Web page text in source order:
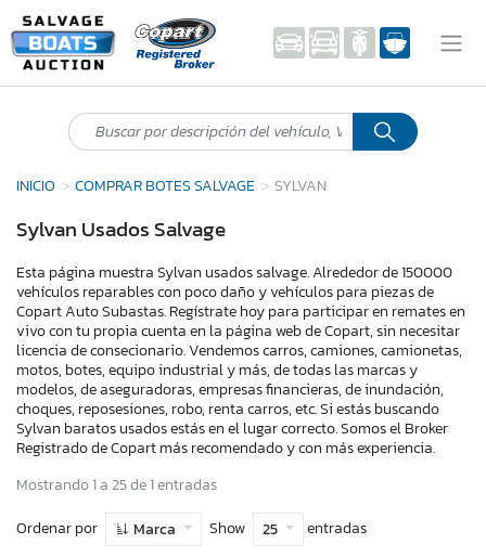
INICIO COMPRAR BOTES SALVAGE SYLVAN
Sylvan Usados Salvage
Esta página muestra Sylvan usados salvage. Alrededor de 150000
vehículos reparables con poco daño y vehículos para piezas de
Copart Auto Subastas. Regístrate hoy para participar en remates en
vivo con tu propia cuenta en la página web de Copart, sin necesitar
licencia de consecionario. Vendemos carros, camiones, camionetas,
motos, botes, equipo industrial y más, de todas las marcas y
modelos, de aseguradoras, empresas financieras, de inundación,
choques, reposesiones, robo, renta carros, etc. Si estás buscando
Sylvan baratos usados estás en el lugar correcto. Somos el Broker
Registrado de Copart más recomendado y con más experiencia.
Mostrando 1 a 25 de 1 entradas
Ordenar por
Marca Show 25 entradas